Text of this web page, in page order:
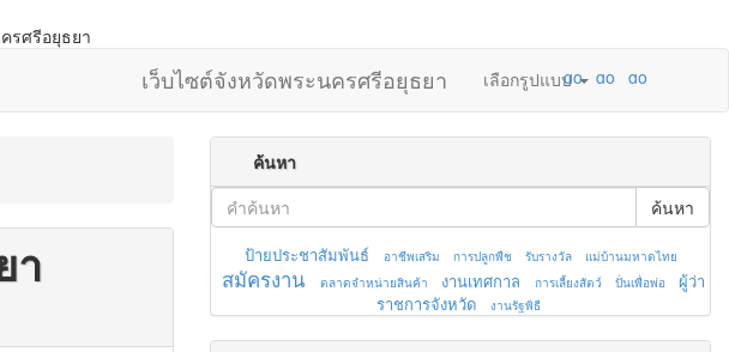
เว็บไซต์จังหวัดพระนครศรีอยุธยา เลือกรูปแบบ
า
ค้นหา
ค้นหา
ป้ายประชาสัมพันธ์ อาชีพเสริม การปลูกพืช รับรางวัล แม่บ้านมหาดไทย
สมัครงาน ตลาดจำหน่ายสินค้า งานเทศกาล การเลี้ยงสัตว์ ปั่นเพื่อพ่อ
ผู้ว่า
ราชการจังหวัด
งานรัฐพิธี